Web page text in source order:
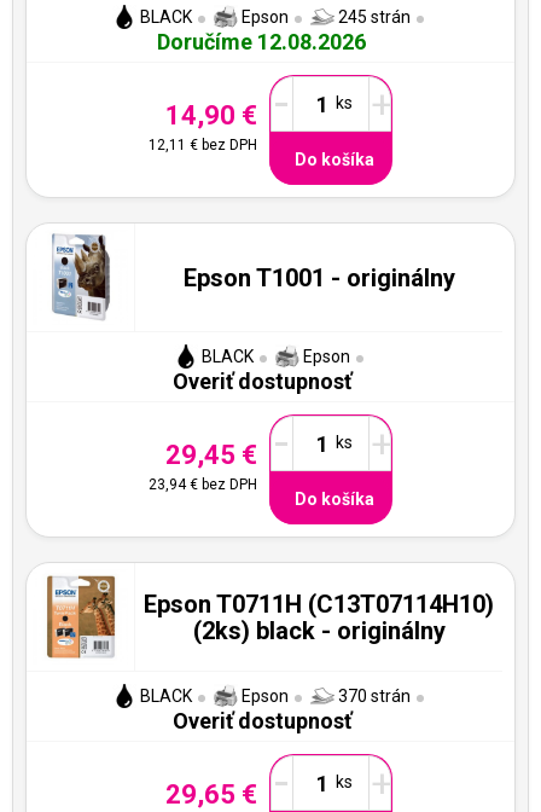
BLACK Epson 245 strán
Doručíme 12.08.2026
14,90 €
12,11 € bez DPH
- +
Do košíka
Epson T1001 - originálny
BLACK Epson
Overiť dostupnosť
29,45 €
23,94 € bez DPH
- +
Do košíka
Epson T0711H (C13T07114H10)
(2ks) black - originálny
BLACK Epson 370 strán
Overiť dostupnosť
29,65 € - +